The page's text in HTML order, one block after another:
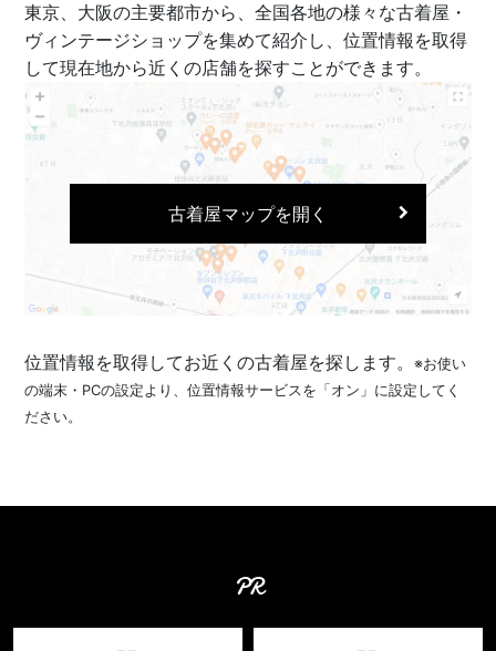
東京、大阪の主要都市から、全国各地の様々な古着屋・
ヴィンテージショップを集めて紹介し、位置情報を取得
して現在地から近くの店舗を探すことができます。
古着屋マップを開く
位置情報を取得してお近くの古着屋を探します。※お使い
の端末・PCの設定より、位置情報サービスを「オン」に設定してく
ださい。
PR